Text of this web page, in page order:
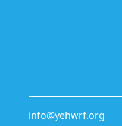
info@yehwrf.org